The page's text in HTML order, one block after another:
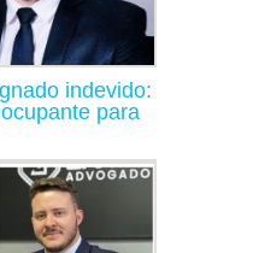
indevido:
para